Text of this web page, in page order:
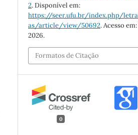
2. Disponível em:
https://seer.ufu.br/index.php/
as/article/view/50692. Acesso
2026.
Formatos de Citação
0